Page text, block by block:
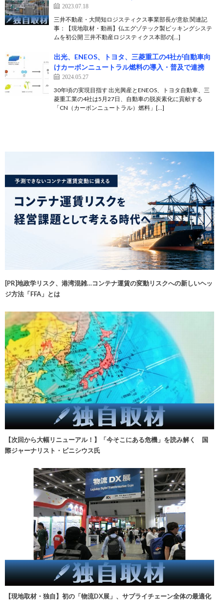
2023.07.18
三井不動産・大間知ロジスティクス事業部長が意欲 関連記
事：【現地取材・動画】仏エグゾテック製ピッキングシステ
ムを初公開 三井不動産ロジスティクス本部の[…]
出光、ENEOS、トヨタ、三菱重工の4社が自動車向
けカーボンニュートラル燃料の導入・普及で連携
2024.05.27
30年頃の実現目指す 出光興産とENEOS、トヨタ自動車、三
菱重工業の4社は5月27日、自動車の脱炭素化に貢献する
「CN（カーボンニュートラル）燃料」[…]
[PR]地政学リスク、港湾混雑…コンテナ運賃の変動リスクへの新しいヘッ
ジ方法「FFA」とは
【次回から大幅リニューアル！】「今そこにある危機」を読み解く 国
際ジャーナリスト・ビニシウス氏
【現地取材・独自】初の「物流DX展」、サプライチェーン全体の最適化